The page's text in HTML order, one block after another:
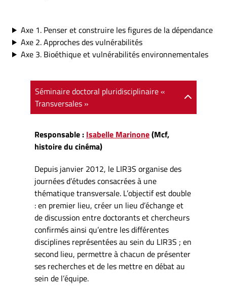
Axe 1. Penser et construire les figures de la dépendance
Axe 2. Approches des vulnérabilités
Axe 3. Bioéthique et vulnérabilités environnementales
Séminaire doctoral pluridisciplinaire «
Transversales »
Responsable : Isabelle Marinone(Mcf,
histoire du cinéma)
Depuis janvier 2012, le LIR3S organise des
journées d’études consacrées à une
thématique transversale. L’objectif est double
: en premier lieu, créer un lieu d’échange et
de discussion entre doctorants et chercheurs
confirmés ainsi qu’entre les différentes
disciplines représentées au sein du LIR3S ; en
second lieu, permettre à chacun de présenter
ses recherches et de les mettre en débat au
sein de l’équipe.